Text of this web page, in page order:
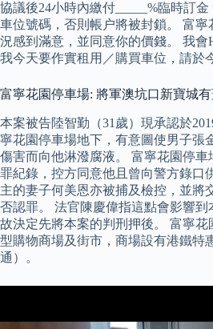
協議後24小時內繳付_____%臨時訂
車位號碼，否則帳户將被封鎖。 富
況感到滿意，並同意你的價錢。 我會
我今天要作實租用／購買車位，請於
富寧花園停車場: 將軍澳坑口新寶城
本案被告陸智勤（31歲）現承認於
寧花園停車場地下，有意圖使男子張
傷害而向他淋潑腐液。 富寧花園停
罪紀錄，控方同意他且曾向警方錄口
主的妻子何美恩亦被捕及檢控，並將
否認罪。 法官陳慶偉指這點會影響到
故決定先將本案的判刑押後。 富寧
型購物商場及街市，商場設有港鐵特
通）。